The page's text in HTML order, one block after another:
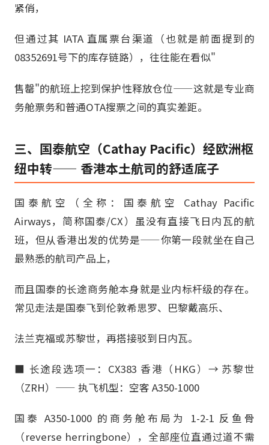
紧俏，
但通过其 IATA 直属票台渠道（也就是前面提到的
08352691号下的库存链路），往往能在看似"
售罄"的航班上挖到保护性释放仓位——这就是专业商
务舱票务和普通OTA搜票之间的真实差距。
三、国泰航空（Cathay Pacific）经欧洲枢
纽中转—— 香港本土航司的舒适底子
国泰航空（全称：国泰航空 Cathay Pacific
Airways，简称国泰/CX）虽没有直接飞日内瓦的航
班，但从香港出发的优势是——你第一段就坐在自己
最熟悉的航司产品上，
而且国泰的长途商务舱本身就是业内标杆级的存在。
常见走法是国泰飞到伦敦希思罗、巴黎戴高乐、
法兰克福或苏黎世，再搭接驳到日内瓦。
■ 长途段选项一：CX383 香港（HKG）→ 苏黎世
（ZRH）—— 执飞机型：空客 A350-1000
国泰 A350-1000 的商务舱布局为 1-2-1 反鱼骨
（reverse herringbone），全部座位直通过道不需